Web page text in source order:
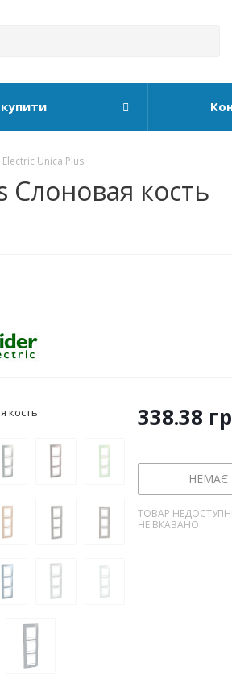
Unica Plus
Слоновая кость
кость 338.38
НЕМАЄ
ТОВАР
НЕ ВКАЗАНО